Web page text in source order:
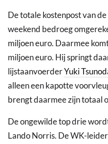
De totale kostenpost van
weekend bedroeg
miljoen euro. Daarmee
miljoen euro. Hij springt
lijstaanvoerderYuki
alleen een kapotte
brengt daarmee zijn totaal
De ongewilde top drie
Lando Norris. De WK-